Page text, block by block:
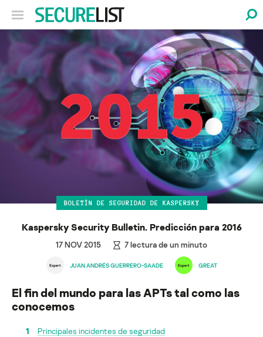
BOLETÍN DE SEGURIDAD DE KASPERSKY
Kaspersky Security Bulletin. Predicción para 2016
17 NOV 2015 7lectura de un minuto
JUAN ANDRÉS GUERRERO-SAADE GREAT
El fin del mundo para las APTs tal como las
conocemos
1
Principales incidentes de seguridad